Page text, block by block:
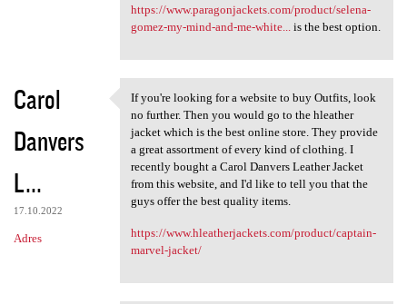
https://www.paragonjackets.com/product/selena-
gomez-my-mind-and-me-white...
is the best option.
Carol
Danvers
L...
17.10.2022
Adres
If you're looking for a
If you're looking for a website to buy Outfits, look
no further. Then you would go to the hleather
jacket which is the best online store. They provide
a great assortment of every kind of clothing. I
recently bought a Carol Danvers Leather Jacket
from this website, and I'd like to tell you that the
guys offer the best quality items.
https://www.hleatherjackets.com/product/captain-
marvel-jacket/